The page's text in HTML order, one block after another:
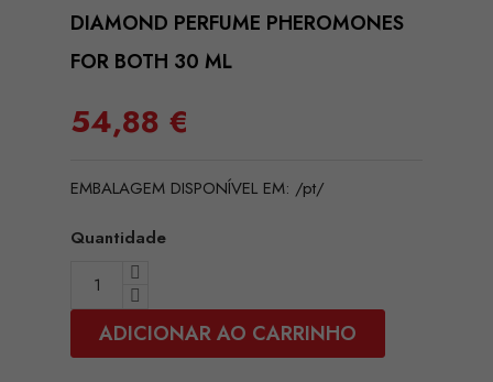
DIAMOND PERFUME PHEROMONES
FOR BOTH 30 ML
54,88 €
EMBALAGEM DISPONÍVEL EM: /pt/
Quantidade
ADICIONAR AO CARRINHO